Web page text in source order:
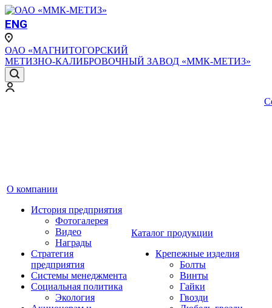
ENG
ОАО «МАГНИТОГОРСКИЙ
МЕТИЗНО-КАЛИБРОВОЧНЫЙ ЗАВОД «ММК-МЕТИЗ»
О компании
История предприятия
Фотогалерея
Видео
Награды
Стратегия
предприятия
Системы менеджмента
Социальная политика
Экология
Каталог продукции
Крепежные изделия
Болты
Винты
Гайки
Гвозди